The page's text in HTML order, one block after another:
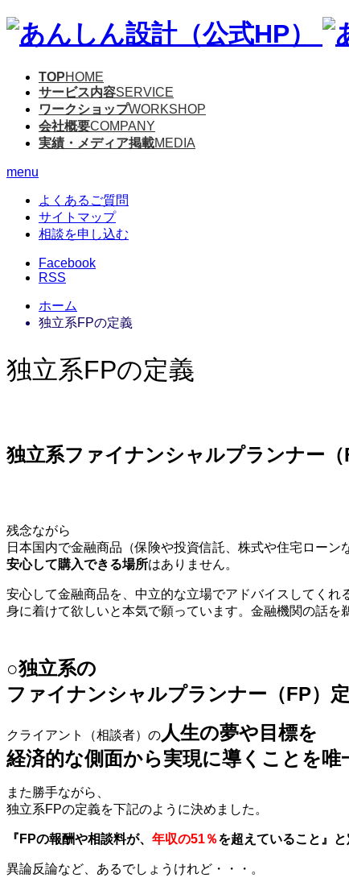
TOPHOME
サービス内容SERVICE
ワークショップWORKSHOP
会社概要COMPANY
実績・メディア掲載MEDIA
menu
よくあるご質問
サイトマップ
相談を申し込む
Facebook
RSS
ホーム
独立系FPの定義
独立系FPの定義
独立系ファイナンシャルプランナー（
残念ながら
日本国内で金融商品（保険や投資信託、株式や住宅ローン
安心して購入できる場所はありません。
安心して金融商品を、中立的な立場でアドバイスしてく
身に着けて欲しいと本気で願っています。金融機関の話を
○独立系の
ファイナンシャルプランナー（FP）
クライアント（相談者）の 人生の夢や目標を
経済的な側面から実現に導くことを唯
また勝手ながら、
独立系FPの定義を下記のように決めました。
『FPの報酬や相談料が、 年収の51％を超えていること』と
異論反論など、あるでしょうけれど・・・。